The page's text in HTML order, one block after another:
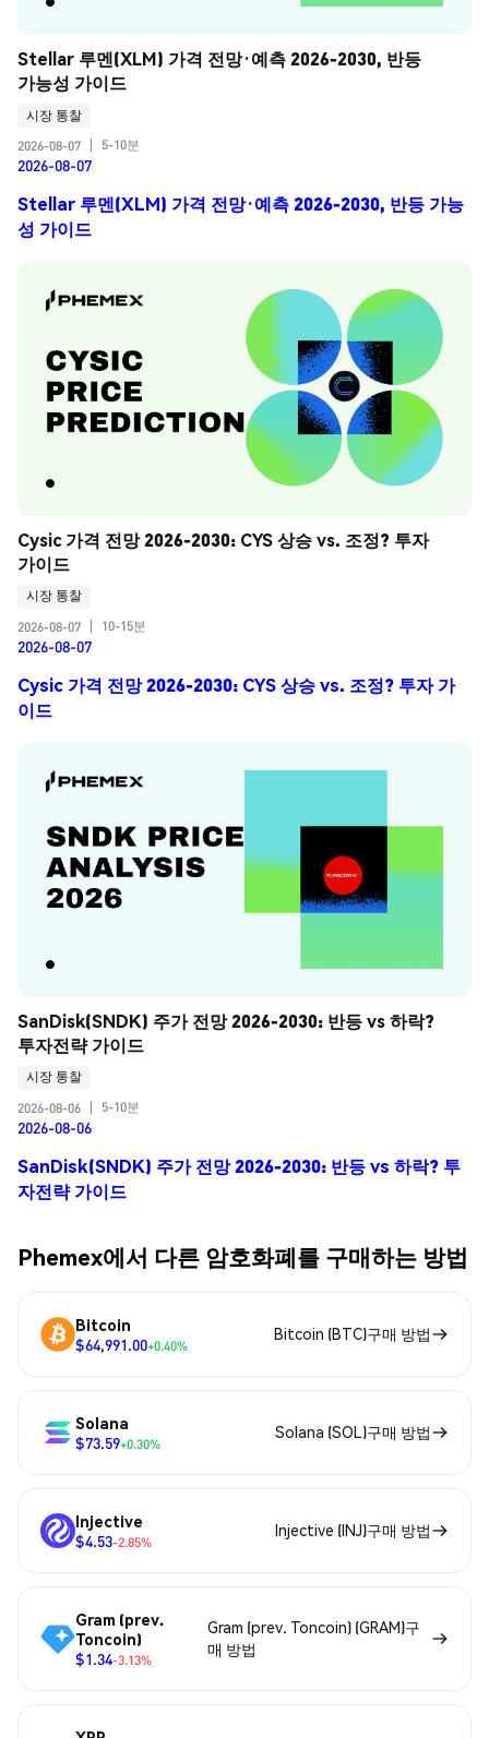
Stellar 루멘(XLM) 가격 전망·예측 2026-2030, 반등
가능성 가이드
시장 통찰
2026-08-07
5-10분
2026-08-07
Stellar 루멘(XLM) 가격 전망·예측 2026-2030, 반등 가능
성 가이드
Cysic 가격 전망 2026-2030: CYS 상승 vs. 조정? 투자
가이드
시장 통찰
2026-08-07
10-15분
2026-08-07
Cysic 가격 전망 2026-2030: CYS 상승 vs. 조정? 투자 가
이드
SanDisk(SNDK) 주가 전망 2026-2030: 반등 vs 하락?
투자전략 가이드
시장 통찰
2026-08-06
5-10분
2026-08-06
SanDisk(SNDK) 주가 전망 2026-2030: 반등 vs 하락? 투
자전략 가이드
Phemex에서 다른 암호화폐를 구매하는 방법
Bitcoin
$64,991.00+0.40%
Bitcoin (BTC)구매 방법
Solana
$73.59+0.30%
Solana (SOL)구매 방법
Injective
$4.53-2.85%
Injective (INJ)구매 방법
Gram (prev.
Toncoin)
$1.34-3.13%
Gram (prev. Toncoin) (GRAM)구
매 방법